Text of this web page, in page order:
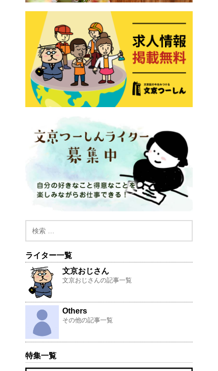
ライター一覧
文京おじさん
文京おじさんの記事一覧
Others
その他の記事一覧
特集一覧